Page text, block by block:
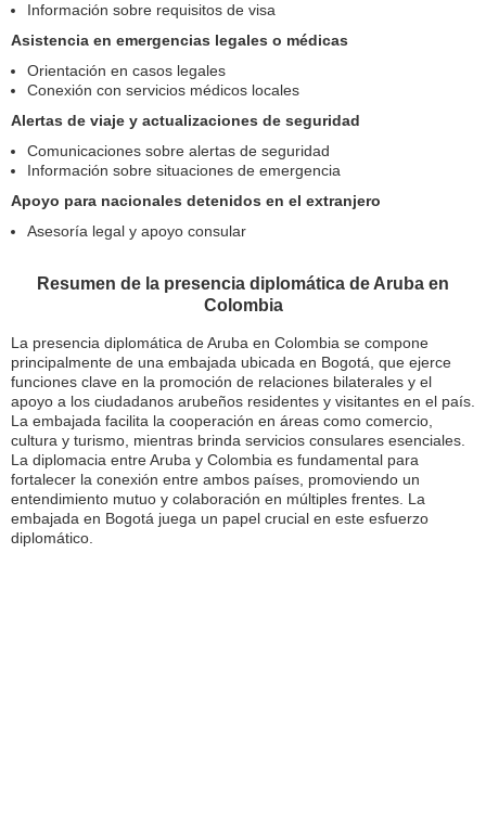
Información sobre requisitos de visa
Asistencia en emergencias legales o médicas
Orientación en casos legales
Conexión con servicios médicos locales
Alertas de viaje y actualizaciones de seguridad
Comunicaciones sobre alertas de seguridad
Información sobre situaciones de emergencia
Apoyo para nacionales detenidos en el extranjero
Asesoría legal y apoyo consular
Resumen de la presencia diplomática de Aruba en
Colombia
La presencia diplomática de Aruba en Colombia se compone
principalmente de una embajada ubicada en Bogotá, que ejerce
funciones clave en la promoción de relaciones bilaterales y el
apoyo a los ciudadanos arubeños residentes y visitantes en el país.
La embajada facilita la cooperación en áreas como comercio,
cultura y turismo, mientras brinda servicios consulares esenciales.
La diplomacia entre Aruba y Colombia es fundamental para
fortalecer la conexión entre ambos países, promoviendo un
entendimiento mutuo y colaboración en múltiples frentes. La
embajada en Bogotá juega un papel crucial en este esfuerzo
diplomático.